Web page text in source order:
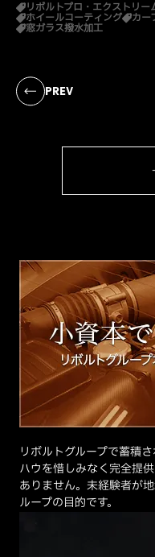
リボルトプロ・エクストリー
ホイールコーティング
カー
窓ガラス撥水加工
PREV
リボルトグループで蓄積
ハウを惜しみなく完全提
ありません。未経験者が
ループの目的です。